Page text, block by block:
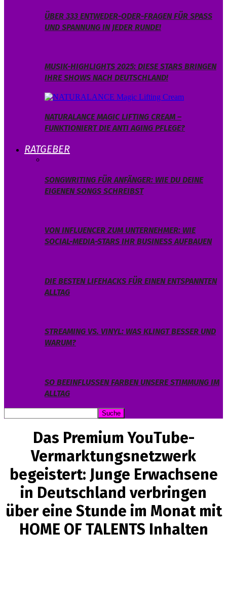
ÜBER 333 ENTWEDER-ODER-FRAGEN FÜR SPASS U
ND SPANNUNG IN JEDER RUNDE!
MUSIK-HIGHLIGHTS 2025: DIESE STARS BRINGEN
IHRE SHOWS NACH DEUTSCHLAND!
NATURALANCE MAGIC LIFTING CREAM –
FUNKTIONIERT DIE ANTI AGING PFLEGE?
RATGEBER
SONGWRITING FÜR ANFÄNGER: WIE DU DEINE
EIGENEN SONGS SCHREIBST
VON INFLUENCER ZUM UNTERNEHMER: WIE
SOCIAL-MEDIA-STARS IHR BUSINESS AUFBAUEN
DIE BESTEN LIFEHACKS FÜR EINEN ENTSPANNTEN
ALLTAG
STREAMING VS. VINYL: WAS KLINGT BESSER UND
WARUM?
SO BEEINFLUSSEN FARBEN UNSERE STIMMUNG IM
ALLTAG
Das Premium YouTube-
Vermarktungsnetzwerk
begeistert: Junge Erwachsene
in Deutschland verbringen
über eine Stunde im Monat mit
HOME OF TALENTS Inhalten